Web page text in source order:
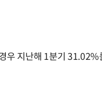
우 지난해 1분기